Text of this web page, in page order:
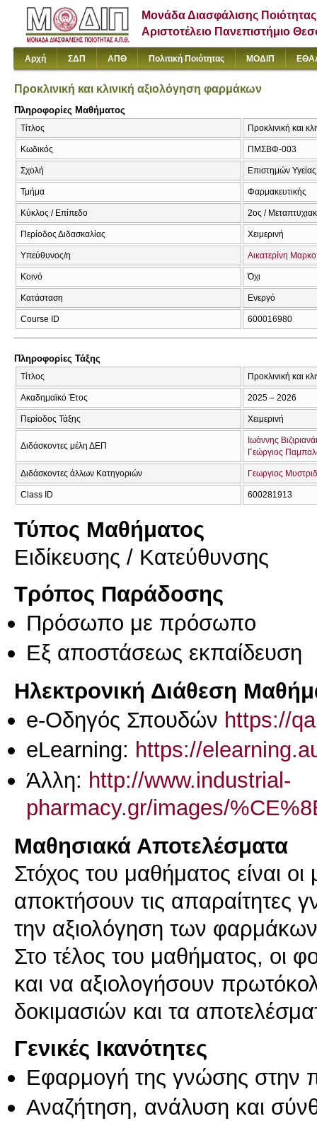
Μονάδα Διασφάλισης Ποιότητας
Αριστοτέλειο Πανεπιστήμιο
Αρχή ΣΔΠ ΑΠΘ Πολιτική Ποιότητας ΜΟΔΙΠ
Προκλινική και κλινική αξιολόγηση φαρμάκων
Πληροφορίες Μαθήματος
Τίτλος Προκλινική και
Κωδικός ΠΜΣΒΦ-003
Σχολή Επιστημών Υγείας
Τμήμα Φαρμακευτικής
Κύκλος / Επίπεδο 2ος /
Περίοδος Διδασκαλίας Χειμερινή
Υπεύθυνος/η Αικατερίνη
Κοινό Όχι
Κατάσταση Ενεργό
Course ID 600016980
Πληροφορίες Τάξης
Τίτλος Προκλινική και
Ακαδημαϊκό Έτος 2025 – 2026
Περίοδος Τάξης Χειμερινή
Διδάσκοντες μέλη ΔΕΠ
Ιωάννης
Γεώργιος
Διδάσκοντες άλλων Κατηγοριών Γεωργιος
Class ID 600281913
Τύπος Μαθήματος
Eιδίκευσης / Kατεύθυνσης
Τρόπος Παράδοσης
Πρόσωπο με πρόσωπο
Eξ απoστάσεως εκπαίδευση
Ηλεκτρονική Διάθεση
e-Οδηγός Σπουδών https://
eLearning: https://
Άλλη: http://www.industrial-
pharmacy.gr/images/
Μαθησιακά Αποτελέσματα
Στόχος του μαθήματος είναι οι
αποκτήσουν τις απαραίτητες
την αξιολόγηση των φαρμάκων
Στο τέλος του μαθήματος, οι
και να αξιολογήσουν
δοκιμασιών και τα
Γενικές Ικανότητες
Εφαρμογή της γνώσης στην
Αναζήτηση, ανάλυση και